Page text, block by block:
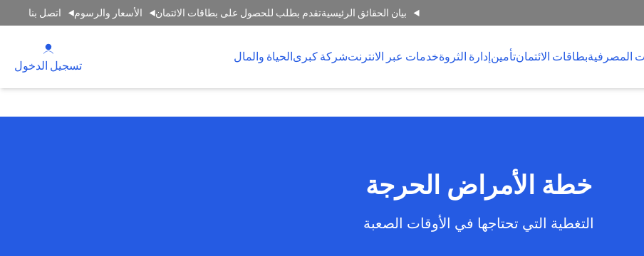
بيان الحقائق الرئيسيةتقدم بطلب للحصول على بطاقات الائتمان الأسعار والرسوم اتصل بنا
المصرفيةبطاقات الائتمانتأمينإدارة الثروةخدمات عبر الانترنتشركة كبرىالحياة والمال
تسجيل الدخول
خطة الأمراض الحرجة
التغطية التي تحتاجها في الأوقات الصعبة